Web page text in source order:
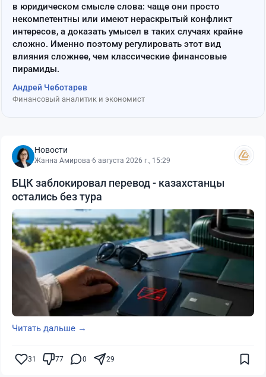
в юридическом смысле слова: чаще они просто
некомпетентны или имеют нераскрытый конфликт
интересов, а доказать умысел в таких случаях крайне
сложно. Именно поэтому регулировать этот вид
влияния сложнее, чем классические финансовые
пирамиды.
Андрей Чеботарев
Финансовый аналитик и экономист
Новости
Жанна Амирова·6 августа 2026 г., 15:29
БЦК заблокировал перевод - казахстанцы
остались без тура
Читать дальше →
31 77 0 29